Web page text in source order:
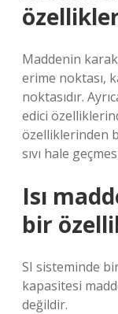
Maddenin
erime noktası,
noktasıdır.
edici
özelliklerinden
sıvı hale
Isı
bir
SI sisteminde
kapasitesi
değildir.